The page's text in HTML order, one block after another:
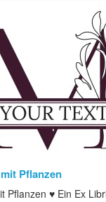
Pflanzen
Pflanzen ♥ Ein Ex